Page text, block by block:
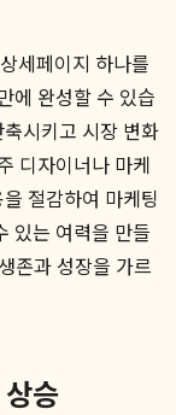
세페이지 하나를
에 완성할 수 있습
시키고 시장 변화
디자이너나 마케
절감하여 마케팅
있는 여력을 만들
존과 성장을 가르
승